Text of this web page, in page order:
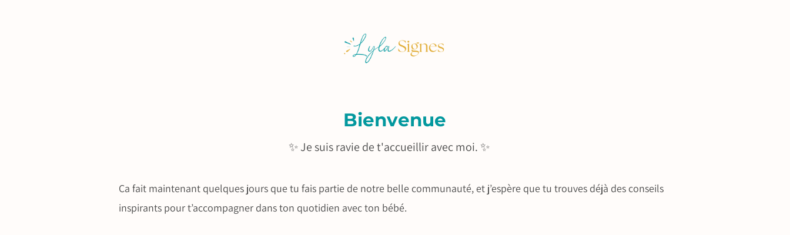
Bienvenue
✨ Je suis ravie de t'accueillir avec moi. ✨
Ca fait maintenant quelques jours que tu fais partie de notre belle communauté, et j’espère que tu trouves déjà des conseils
inspirants pour t’accompagner dans ton quotidien avec ton bébé.